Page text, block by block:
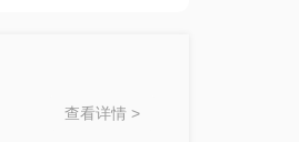
查看详情 >